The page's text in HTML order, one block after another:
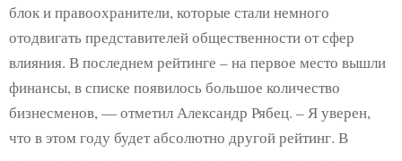
блок и правоохранители, которые стали немного
отодвигать представителей общественности от сфер
влияния. В последнем рейтинге – на первое место вышли
финансы, в списке появилось большое количество
бизнесменов, — отметил Александр Рябец. – Я уверен,
что в этом году будет абсолютно другой рейтинг. В